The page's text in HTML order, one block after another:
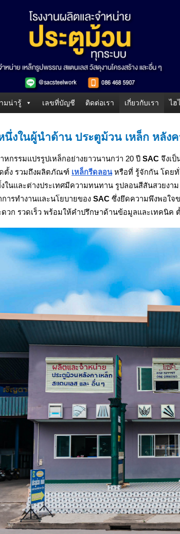
มน่ารู้ เลขที่บัญชี ติดต่อเรา เกี่ยวกับเรา ไฮ
นึ่งในผู้นำด้าน ประตูม้วน เหล็ก หลัง
กรรมแปรรูปเหล็กอย่างยาวนานกว่า 20 ปี SAC จึงเ
ตั้ง รวมถึงผลิตภัณฑ์ เหล็กรีดลอนหรือที่ รู้จักกัน โดยทั่
นและต่างประเทศมีความทนทาน รูปลอนสีสันสวยงา
ารทำงานและนโยบายของ SAC ซึ่งยึดความพึงพอใจ
ดวก รวดเร็ว พร้อมให้คำปรึกษาด้านข้อมูลและเทค